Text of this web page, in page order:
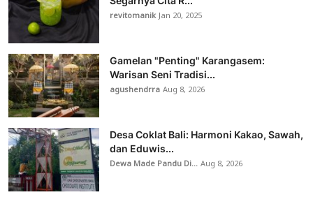
revitomanikJan 20, 2025
Gamelan "Penting" Karangasem:
Warisan Seni Tradisi...
agushendrraAug 8, 2026
Desa Coklat Bali: Harmoni Kakao, Sawah,
dan Eduwis...
Dewa Made Pandu Di...Aug 8, 2026